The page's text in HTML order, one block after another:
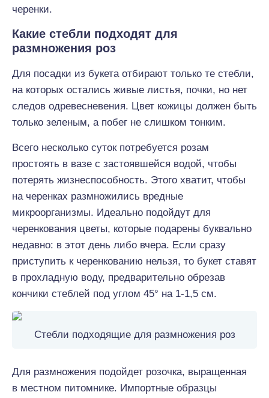
черенки.
Какие стебли подходят для
размножения роз
Для посадки из букета отбирают только те стебли,
на которых остались живые листья, почки, но нет
следов одревесневения. Цвет кожицы должен быть
только зеленым, а побег не слишком тонким.
Всего несколько суток потребуется розам
простоять в вазе с застоявшейся водой, чтобы
потерять жизнеспособность. Этого хватит, чтобы
на черенках размножились вредные
микроорганизмы. Идеально подойдут для
черенкования цветы, которые подарены буквально
недавно: в этот день либо вчера. Если сразу
приступить к черенкованию нельзя, то букет ставят
в прохладную воду, предварительно обрезав
кончики стеблей под углом 45° на 1-1,5 см.
Стебли подходящие для размножения роз
Для размножения подойдет розочка, выращенная
в местном питомнике. Импортные образцы